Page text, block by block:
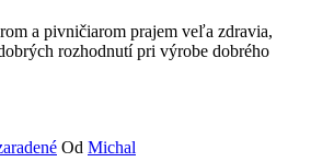
a pivničiarom prajem veľa zdravia,
rozhodnutí pri výrobe dobrého
Od Michal